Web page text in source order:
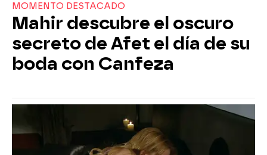
MOMENTO DESTACADO
Mahir descubre el oscuro
secreto de Afet el día de su
boda con Canfeza